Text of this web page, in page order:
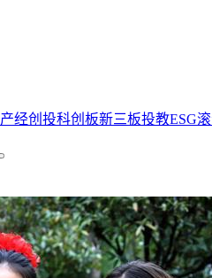
产经创投科创板新三板投教ESG